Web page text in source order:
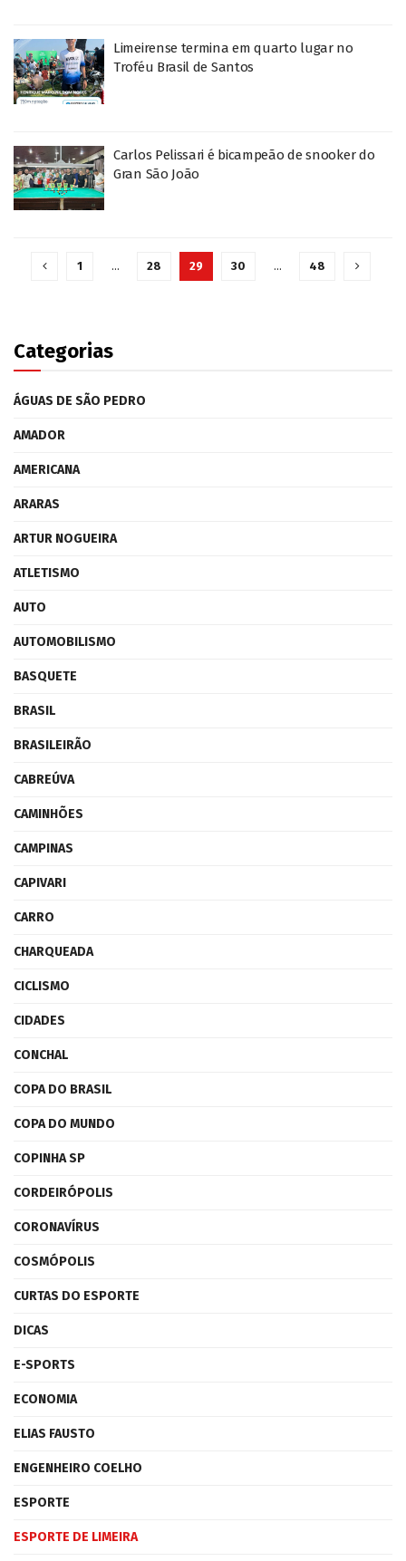
Limeirense termina em quarto lugar no
Troféu Brasil de Santos
Carlos Pelissari é bicampeão de snooker do
Gran São João
1 … 28 29 30 … 48
Categorias
ÁGUAS DE SÃO PEDRO
AMADOR
AMERICANA
ARARAS
ARTUR NOGUEIRA
ATLETISMO
AUTO
AUTOMOBILISMO
BASQUETE
BRASIL
BRASILEIRÃO
CABREÚVA
CAMINHÕES
CAMPINAS
CAPIVARI
CARRO
CHARQUEADA
CICLISMO
CIDADES
CONCHAL
COPA DO BRASIL
COPA DO MUNDO
COPINHA SP
CORDEIRÓPOLIS
CORONAVÍRUS
COSMÓPOLIS
CURTAS DO ESPORTE
DICAS
E-SPORTS
ECONOMIA
ELIAS FAUSTO
ENGENHEIRO COELHO
ESPORTE
ESPORTE DE LIMEIRA